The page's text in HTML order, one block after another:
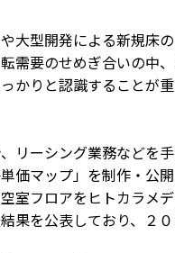
型開発による新規床の
需要のせめぎ合いの中
かりと認識することが重
リーシング業務などを
価マップ」を制作・公
室フロアをヒトカラメ
果を公表しており、２